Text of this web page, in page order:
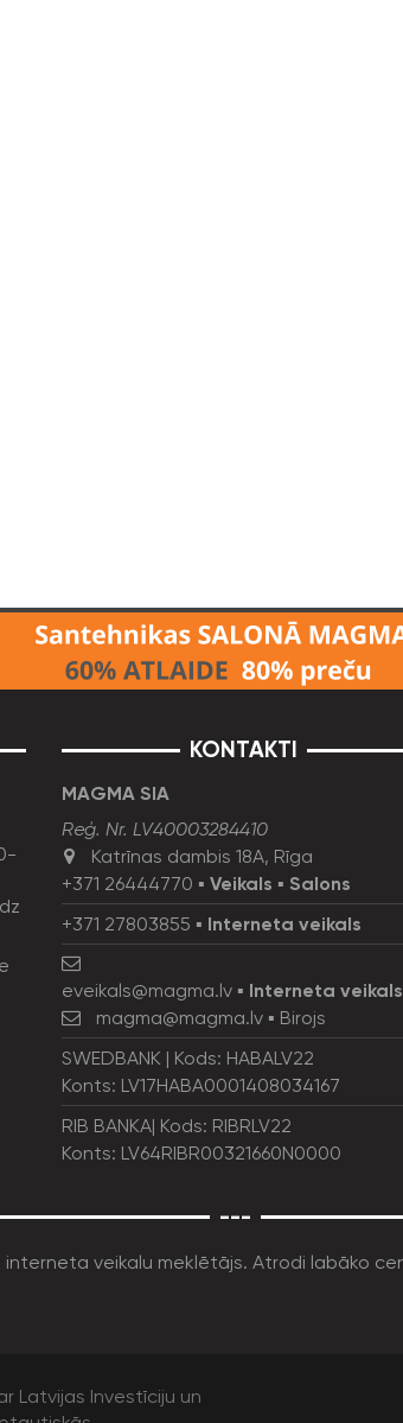
KONTAKTI
MAGMA SIA
Reģ. Nr. LV40003284410
Katrīnas dambis 18A, Rīga
+371 26444770 ▪ Veikals ▪ Salons
+371 27803855 ▪ Interneta veikals
eveikals@magma.lv ▪ Interneta veikals
magma@magma.lv▪ Birojs
SWEDBANK | Kods: HABALV22
Konts: LV17HABA0001408034167
RIB BANKA| Kods: RIBRLV22
Konts: LV64RIBR00321660N0000
---
Latvijas Investīciju un